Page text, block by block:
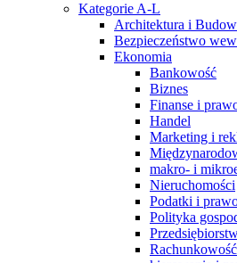
Kategorie A-L
Architektura i
Bezpieczeństwo
Ekonomia
Bankowość
Biznes
Finanse i
Handel
Marketing i
makro- i
Nieruchomości
Podatki i
Polityka
Rachunkowość